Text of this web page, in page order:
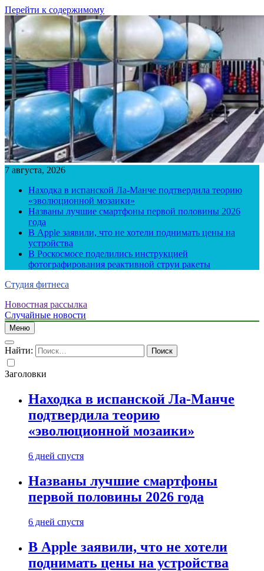
Перейти к содержимому
7 августа, 2026
Находка в испанской Ла-Манче подтвердила теорию
«эволюционной мозаики»
Названы лучшие смартфоны первой половины 2026
года
В Apple заявили, что не хотели поднимать цены на
устройства
В Роскосмосе поделились инструкцией
фотографирования реактивной струи ракеты
Студия фитнеса
Новостная рассылка
Случайные новости
Меню
Найти:
Заголовки
Находка в испанской Ла-Манче
подтвердила теорию
«эволюционной мозаики»
6 дней спустя
Названы лучшие смартфоны
первой половины 2026 года
6 дней спустя
В Apple заявили, что не хотели
поднимать цены на устройства